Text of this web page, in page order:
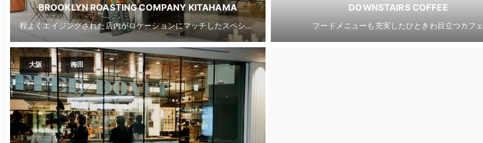
BROOKLYN ROASTING COMPANY KITAHAMA
程よくエイジングされた店内がロケーションにマッチしたスペシャルティコーヒー専門店
DOWNSTAIRS COFFEE
フードメニューも充実したひときわ目立つカフェ
大阪 梅田